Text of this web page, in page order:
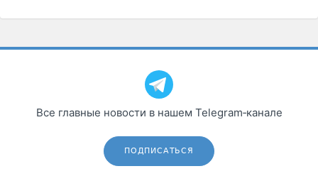
Все главные новости в нашем Telegram‑канале
ПОДПИСАТЬСЯ